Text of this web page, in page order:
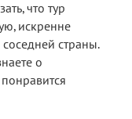
что тур
искренне
страны.
о